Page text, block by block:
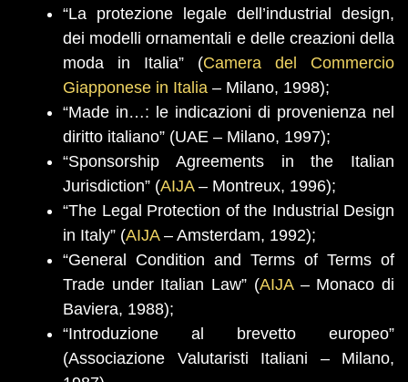
“La protezione legale dell’industrial design,
dei modelli ornamentali e delle creazioni della
moda in Italia” (Camera del Commercio
Giapponese in Italia – Milano, 1998);
“Made in…: le indicazioni di provenienza nel
diritto italiano” (UAE – Milano, 1997);
“Sponsorship Agreements in the Italian
Jurisdiction” (AIJA– Montreux, 1996);
“The Legal Protection of the Industrial Design
in Italy” (AIJA– Amsterdam, 1992);
“General Condition and Terms of Terms of
Trade under Italian Law” (AIJA– Monaco di
Baviera, 1988);
“Introduzione al brevetto europeo”
(Associazione Valutaristi Italiani – Milano,